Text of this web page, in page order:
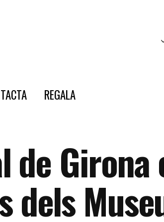
REGALA
de
dels